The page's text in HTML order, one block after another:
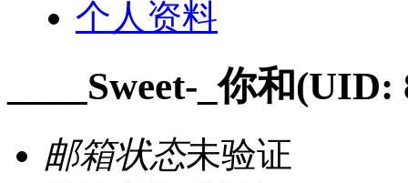
个人资料
____Sweet-_你和(UID:
邮箱状态未验证